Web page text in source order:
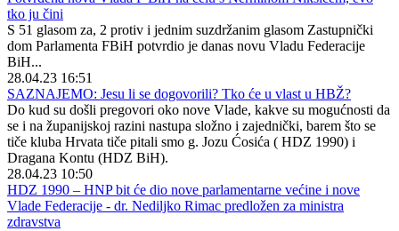
tko ju čini
S 51 glasom za, 2 protiv i jednim suzdržanim glasom Zastupnički
dom Parlamenta FBiH potvrdio je danas novu Vladu Federacije
BiH...
28.04.23 16:51
SAZNAJEMO: Jesu li se dogovorili? Tko će u vlast u HBŽ?
Do kud su došli pregovori oko nove Vlade, kakve su mogućnosti da
se i na županijskoj razini nastupa složno i zajednički, barem što se
tiče kluba Hrvata tiče pitali smo g. Jozu Ćosića ( HDZ 1990) i
Dragana Kontu (HDZ BiH).
28.04.23 10:50
HDZ 1990 – HNP bit će dio nove parlamentarne većine i nove
Vlade Federacije - dr. Nediljko Rimac predložen za ministra
zdravstva